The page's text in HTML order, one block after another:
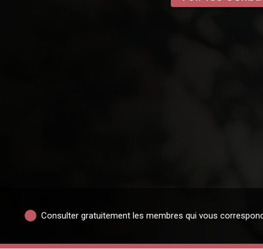
Consulter gratuitement les membres qui vous